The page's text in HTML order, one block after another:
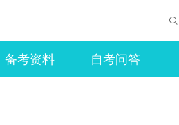
备考资料 自考问答